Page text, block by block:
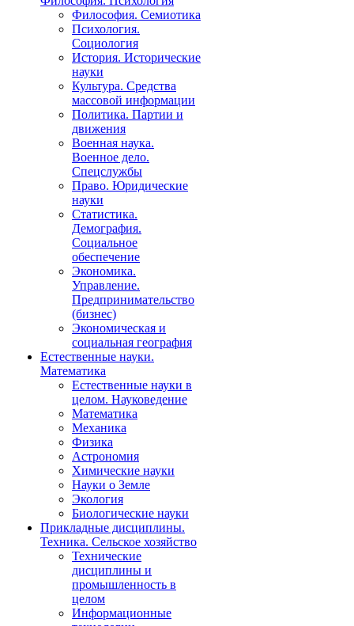
Философия. Семиотика
Психология.
Социология
История. Исторические
науки
Культура. Средства
массовой информации
Политика. Партии и
движения
Военная наука.
Военное дело.
Спецслужбы
Право. Юридические
науки
Статистика.
Демография.
Социальное
обеспечение
Экономика.
Управление.
Предпринимательство
(бизнес)
Экономическая и
социальная география
Естественные науки.
Математика
Естественные науки в
целом. Науковедение
Математика
Механика
Физика
Астрономия
Химические науки
Науки о Земле
Экология
Биологические науки
Прикладные дисциплины.
Техника. Сельское хозяйство
Технические
дисциплины и
промышленность в
целом
Информационные